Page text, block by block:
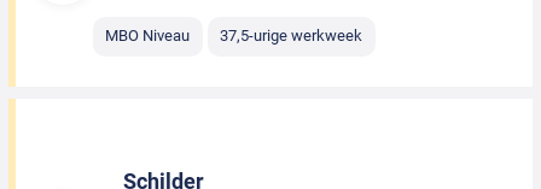
MBO Niveau 37,5-urige werkweek
Schilder